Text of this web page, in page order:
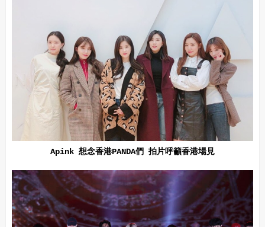
Apink 想念香港PANDA們 拍片呼籲香港場見